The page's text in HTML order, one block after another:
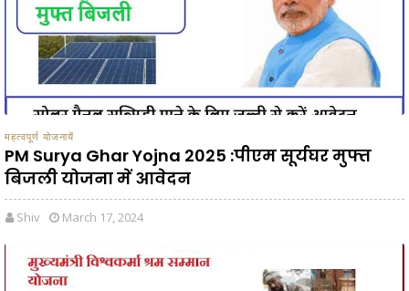
महत्वपूर्ण योजनायें
PM Surya Ghar Yojna 2025 :पीएम सूर्यघर मुफ्त
बिजली योजना में आवेदन
Shiv March 17, 2024